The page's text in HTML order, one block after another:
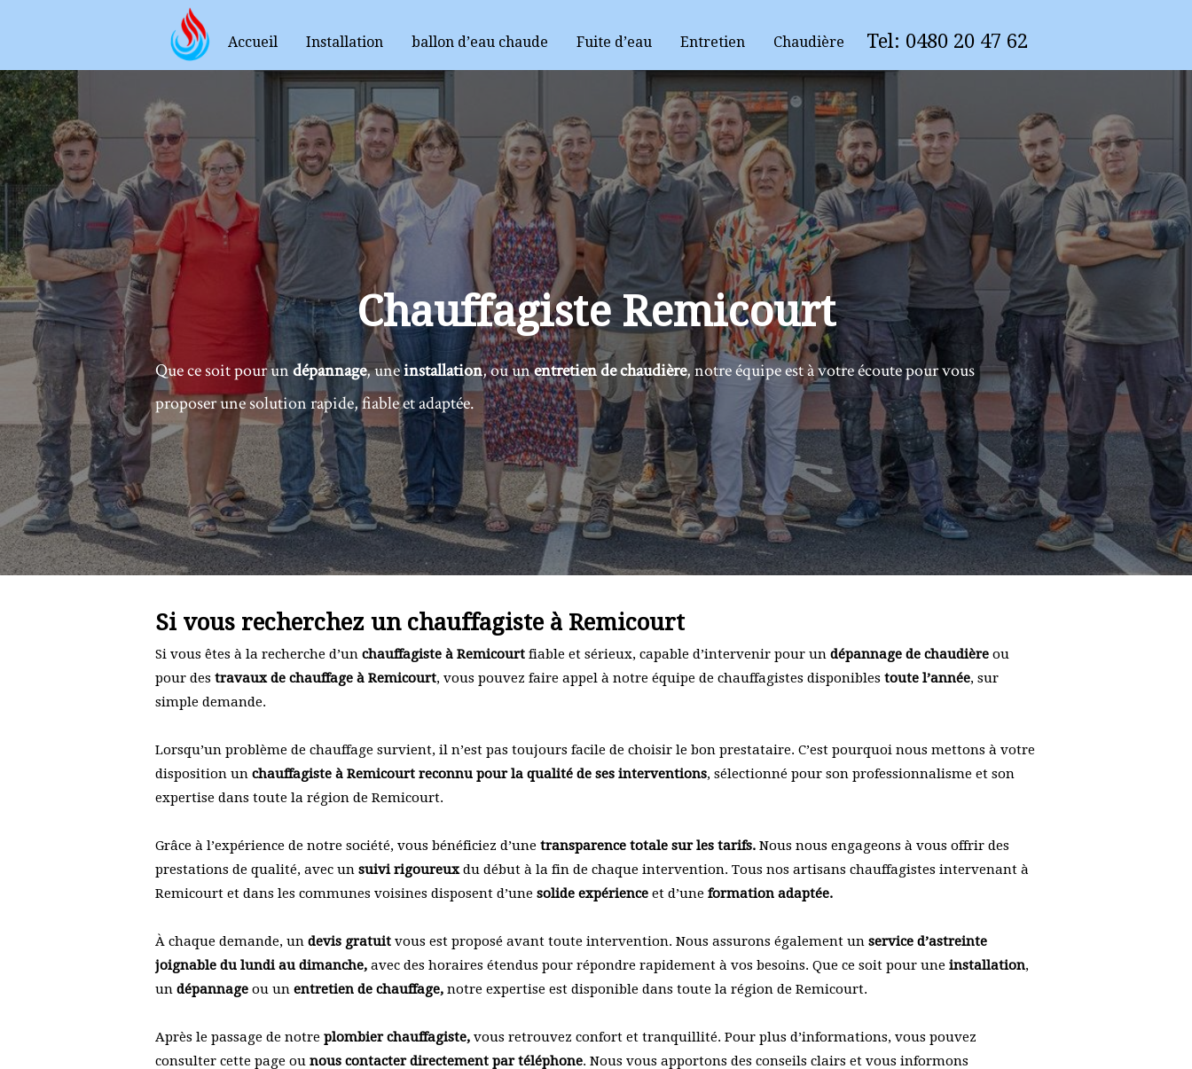
Tel: 0480 20 47 62
Accueil Installation ballon d’eau chaude Fuite d’eau Entretien Chaudière
ChauffagisteRemicourt
Que ce soit pour undépannage, uneinstallation, ou unentretien de chaudière, notre équipe est à votre écoute pour vous
proposer une solution rapide, fiable et adaptée.
Si vous recherchez un chauffagiste à Remicourt
Si vous êtes à la recherche d’un chauffagiste à Remicourt fiable et sérieux, capable d’intervenir pour un dépannage de chaudière ou
pour des travaux de chauffage à Remicourt, vous pouvez faire appel à notre équipe de chauffagistes disponibles toute l’année, sur
simple demande.
Lorsqu’un problème de chauffage survient, il n’est pas toujours facile de choisir le bon prestataire. C’est pourquoi nous mettons à votre
disposition un chauffagiste à Remicourt reconnu pour la qualité de ses interventions, sélectionné pour son professionnalisme et son
expertise dans toute la région de Remicourt.
Grâce à l’expérience de notre société, vous bénéficiez d’une transparence totale sur les tarifs. Nous nous engageons à vous offrir des
prestations de qualité, avec un suivi rigoureuxdu début à la fin de chaque intervention. Tous nos artisans chauffagistes intervenant à
Remicourt et dans les communes voisines disposent d’une solide expérience et d’une formation adaptée.
À chaque demande, un devis gratuit vous est proposé avant toute intervention. Nous assurons également un service d’astreinte
joignable du lundi au dimanche, avec des horaires étendus pour répondre rapidement à vos besoins. Que ce soit pour une installation,
un dépannage ou un entretien de chauffage, notre expertise est disponible dans toute la région de Remicourt.
Après le passage de notre plombier chauffagiste, vous retrouvez confort et tranquillité. Pour plus d’informations, vous pouvez
consulter cette page ou nous contacter directement par téléphone. Nous vous apportons des conseils clairs et vous informons